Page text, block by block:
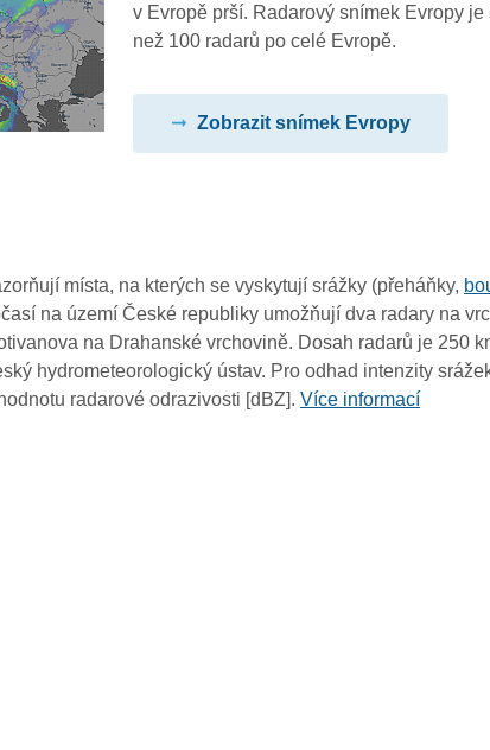
v Evropě prší. Radarový snímek Evropy
než 100 radarů po celé Evropě.
Zobrazit snímek Evropy
místa, na kterých se vyskytují srážky (přeháňky,
na území České republiky umožňují dva radary na
na Drahanské vrchovině. Dosah radarů je 250
hydrometeorologický ústav. Pro odhad intenzity
radarové odrazivosti [dBZ].Více informací